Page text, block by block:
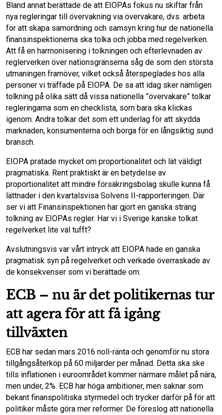
Bland annat berättade de att EIOPAs fokus nu skiftar från
nya regleringar till övervakning via övervakare, dvs. arbeta
för att skapa samordning och samsyn kring hur de nationella
finansinspektionerna ska tolka och jobba med regelverken.
Att få en harmonisering i tolkningen och efterlevnaden av
reglerverken över nationsgränserna såg de som den största
utmaningen framöver, vilket också återspeglades hos alla
personer vi träffade på EIOPA. De sa att idag sker nämligen
tolkning på olika sätt då vissa nationella ”övervakare” tolkar
regleringarna som en checklista, som bara ska klickas
igenom. Andra tolkar det som ett underlag för att skydda
marknaden, konsumenterna och borga för en långsiktig sund
bransch.
EIOPA pratade mycket om proportionalitet och lät väldigt
pragmatiska. Rent praktiskt är en betydelse av
proportionalitet att mindre försäkringsbolag skulle kunna få
lättnader i den kvartalsvisa Solvens II-rapporteringen. Där
ser vi att Finansinspektionen har gjort en ganska sträng
tolkning av EIOPAs regler. Har vi i Sverige kanske tolkat
regelverket lite väl tufft?
Avslutningsvis var vårt intryck att EIOPA hade en ganska
pragmatisk syn på regelverket och verkade överraskade av
de konsekvenser som vi berättade om.
ECB – nu är det politikernas tur
att agera för att få igång
tillväxten
ECB har sedan mars 2016 noll-ränta och genomför nu stora
tillgångsåterköp på 60 miljarder per månad. Detta ska ske
tills inflationen i euroområdet kommer närmare målet på nära,
men under, 2%. ECB har höga ambitioner, men saknar som
bekant finanspolitiska styrmedel och trycker därför på för att
politiker måste göra mer reformer. De föreslog att nationella